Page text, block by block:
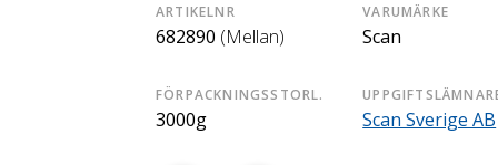
ARTIKELNR
682890 (Mellan)
VARUMÄRKE
Scan
FÖRPACKNINGSSTORL.
3000g Scan Sverige AB